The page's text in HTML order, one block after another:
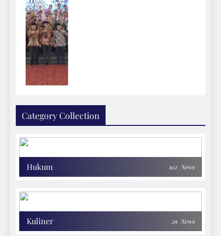
Category Collection
Hukum 102 News
Kuliner 29 News